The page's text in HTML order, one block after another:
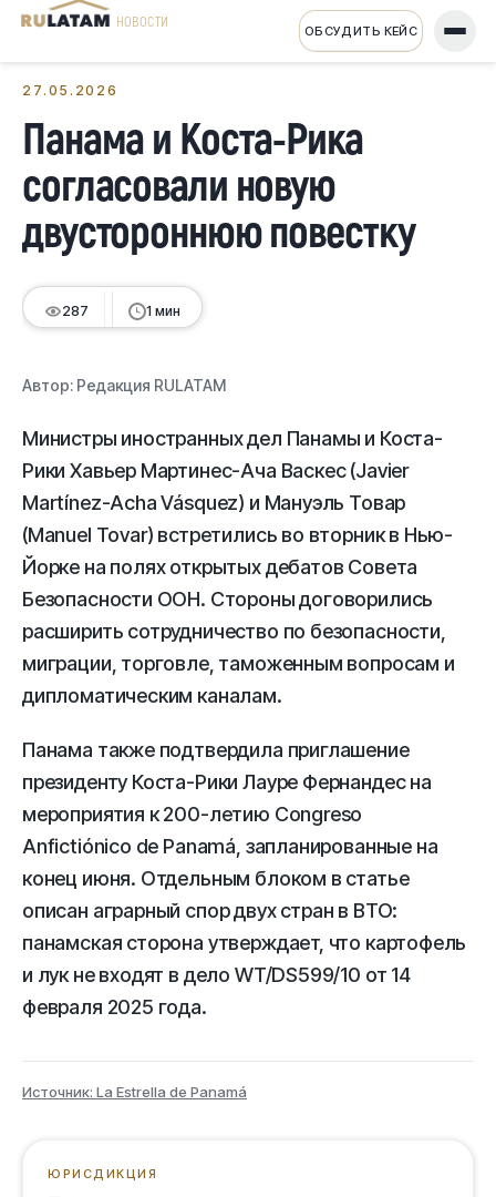
НОВОСТИ ОБСУДИТЬ КЕЙС
27.05.2026
Панама и Коста-Рика
согласовали новую
двустороннюю повестку
287 1 мин
Автор: Редакция RULATAM
Министры иностранных дел Панамы и Коста-
Рики Хавьер Мартинес-Ача Васкес (Javier
Martínez-Acha Vásquez) и Мануэль Товар
(Manuel Tovar) встретились во вторник в Нью-
Йорке на полях открытых дебатов Совета
Безопасности ООН. Стороны договорились
расширить сотрудничество по безопасности,
миграции, торговле, таможенным вопросам и
дипломатическим каналам.
Панама также подтвердила приглашение
президенту Коста-Рики Лауре Фернандес на
мероприятия к 200-летию Congreso
Anfictiónico de Panamá, запланированные на
конец июня. Отдельным блоком в статье
описан аграрный спор двух стран в ВТО:
панамская сторона утверждает, что картофель
и лук не входят в дело WT/DS599/10 от 14
февраля 2025 года.
Источник: La Estrella de Panamá
ЮРИСДИКЦИЯ